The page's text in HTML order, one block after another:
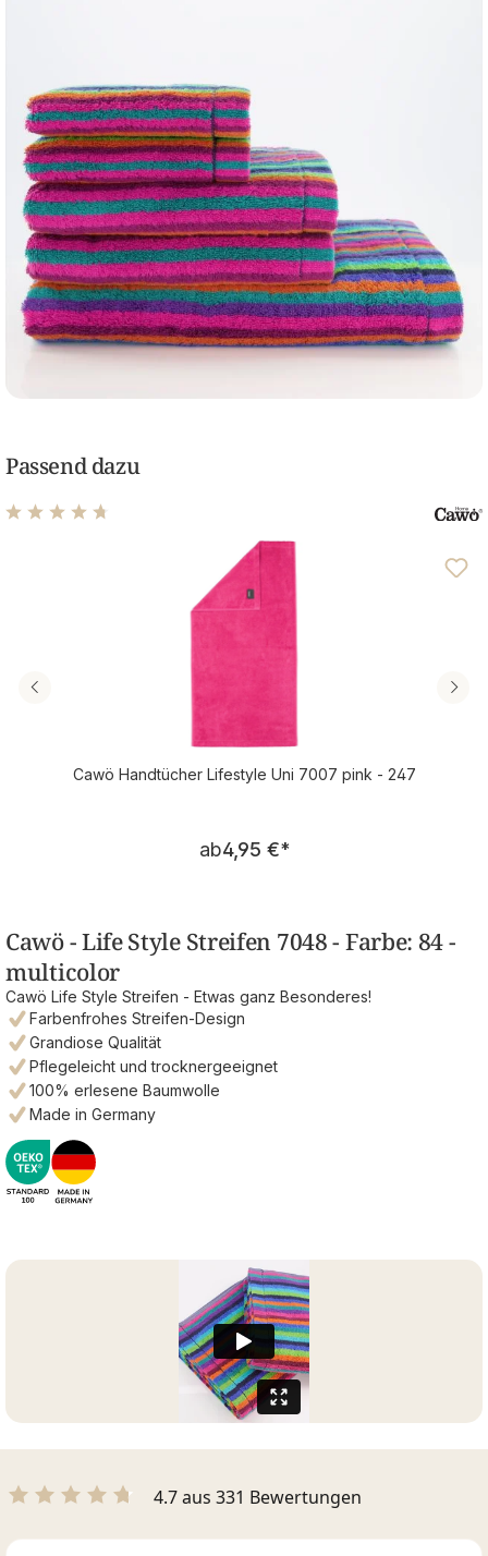
Passend dazu
Durchschnittliche Bewertung von 4.77 von 5 Sternen
Cawö Handtücher Lifestyle Uni 7007 pink - 247
Regulärer Preis:
ab4,95 €*
Cawö - Life Style Streifen 7048 - Farbe: 84 -
multicolor
Cawö Life Style Streifen - Etwas ganz Besonderes!
Farbenfrohes Streifen-Design
Grandiose Qualität
Pflegeleicht und trocknergeeignet
100% erlesene Baumwolle
Made in Germany
4.7 aus 331 Bewertungen